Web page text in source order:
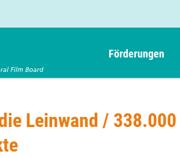
Förderungen
Navigation
überspringen
Einreich-
Webinare
German
Leinwand /